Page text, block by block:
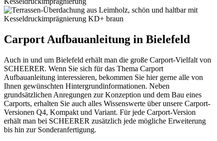
Carport Aufbauanleitung in Bielefeld
Auch in und um Bielefeld erhält man die große Carport-Vielfalt von
SCHEERER. Wenn Sie sich für das Thema Carport
Aufbauanleitung interessieren, bekommen Sie hier gerne alle von
Ihnen gewünschten Hintergrundinformationen. Neben
grundsätzlichen Anregungen zur Konzeption und dem Bau eines
Carports, erhalten Sie auch alles Wissenswerte über unsere Carport-
Versionen Q4, Kompakt und Variant. Für jede Carport-Version
erhält man bei SCHEERER zusätzlich jede mögliche Erweiterung
bis hin zur Sonderanfertigung.